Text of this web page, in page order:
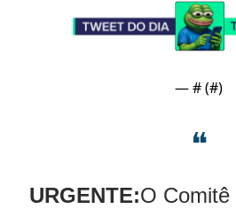
— # (#)
❝
URGENTE:O Comitê